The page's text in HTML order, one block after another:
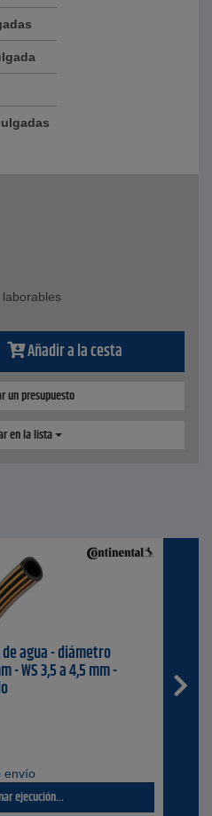
Añadir a la cesta
un presupuesto
en la lista
de agua - diámetro
- WS 3,5 a 4,5 mm -
envío
ejecución...